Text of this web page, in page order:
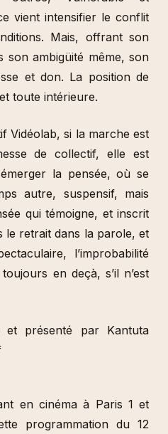
vient intensifier le conflit
Mais, offrant son
son ambigüité même, son
et don. La position de
toute intérieure.
Vidéolab, si la marche est
de collectif, elle est
la pensée, où se
autre, suspensif, mais
qui témoigne, et inscrit
le retrait dans la parole, et
l’improbabilité
en deçà, s’il n’est
et présenté par Kantuta
en cinéma à Paris 1 et
programmation du 12